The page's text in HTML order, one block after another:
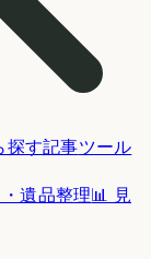
探す記事ツール
遺品整理📊 見